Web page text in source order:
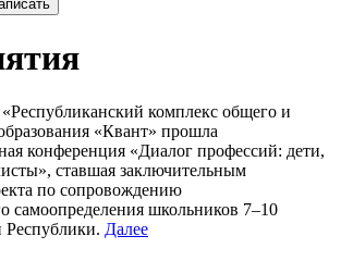
комплекс общего и
«Квант» прошла
конференция «Диалог профессий: дети,
ставшая заключительным
по сопровождению
самоопределения школьников 7–10
Республики. Далее